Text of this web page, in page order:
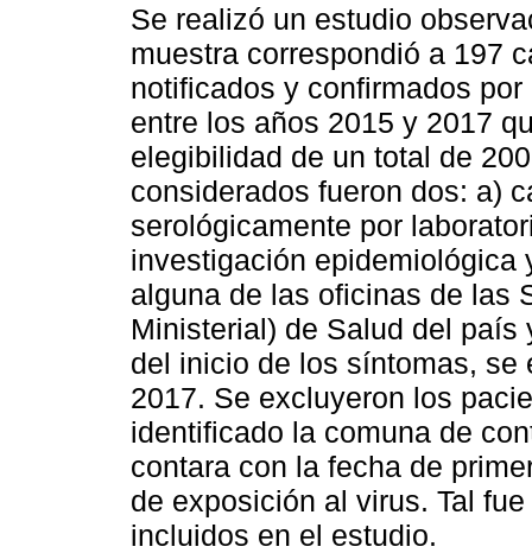
Se realizó un estudio
muestra correspondió a 197
notificados y confirmados
entre los años 2015 y 2017
elegibilidad de un total de
considerados fueron dos: a)
serológicamente por
investigación epidemiológica
alguna de las oficinas de las
Ministerial) de Salud del
del inicio de los síntomas, se
2017. Se excluyeron los
identificado la comuna de
contara con la fecha de
de exposición al virus. Tal
incluidos en el estudio.